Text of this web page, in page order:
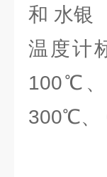
和 水银
温度计
100℃
300℃、